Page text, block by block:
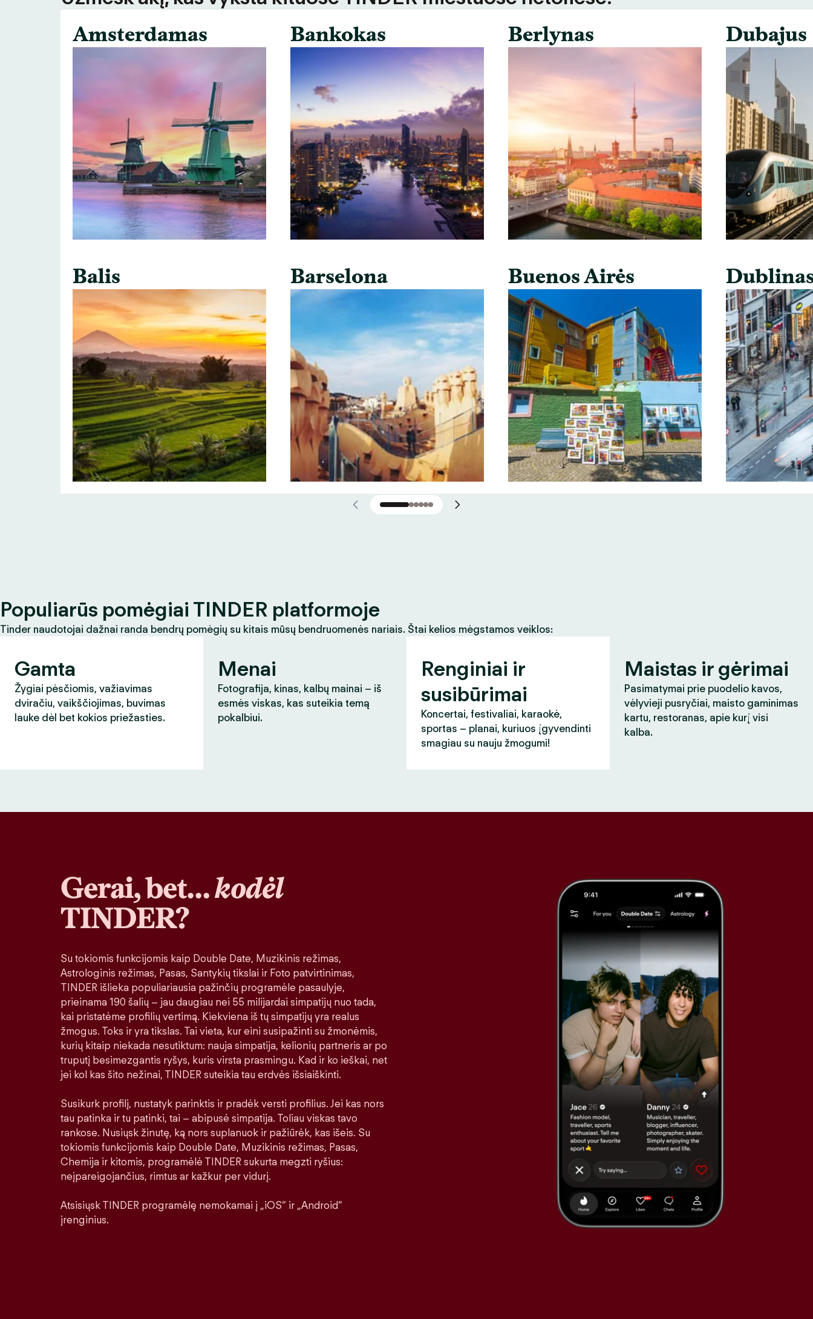
Amsterdamas
Balis
Bankokas
Barselona
Berlynas
Buenos Airės
Dubajus
Populiarūs pomėgiai TINDER platformoje
Tinder naudotojai dažnai randa bendrų pomėgių su kitais mūsų bendruomenės nariais. Štai kelios mėgstamos veiklos:
Gamta
Žygiai pėsčiomis, važiavimas
dviračiu, vaikščiojimas, buvimas
lauke dėl bet kokios priežasties.
Menai
Fotografija, kinas, kalbų mainai – iš
esmės viskas, kas suteikia temą
pokalbiui.
Renginiai ir
susibūrimai
Koncertai, festivaliai, karaokė,
sportas – planai, kuriuos įgyvendinti
smagiau su nauju žmogumi!
Maistas ir gėrimai
Pasimatymai prie puodelio kavos,
vėlyvieji pusryčiai, maisto gaminimas
kartu, restoranas, apie kurį visi
kalba.
Gerai, bet…kodėl
TINDER?
Su tokiomis funkcijomis kaip Double Date, Muzikinis režimas,
Astrologinis režimas, Pasas, Santykių tikslai ir Foto patvirtinimas,
TINDER išlieka populiariausia pažinčių programėle pasaulyje,
prieinama 190 šalių – jau daugiau nei 55 milijardai simpatijų nuo tada,
kai pristatėme profilių vertimą. Kiekviena iš tų simpatijų yra realus
žmogus. Toks ir yra tikslas. Tai vieta, kur eini susipažinti su žmonėmis,
kurių kitaip niekada nesutiktum: nauja simpatija, kelionių partneris ar po
truputį besimezgantis ryšys, kuris virsta prasmingu. Kad ir ko ieškai, net
jei kol kas šito nežinai, TINDER suteikia tau erdvės išsiaiškinti.
Susikurk profilį, nustatyk parinktis ir pradėk versti profilius. Jei kas nors
tau patinka ir tu patinki, tai – abipusė simpatija. Toliau viskas tavo
rankose. Nusiųsk žinutę, ką nors suplanuok ir pažiūrėk, kas išeis. Su
tokiomis funkcijomis kaip Double Date, Muzikinis režimas, Pasas,
Chemija ir kitomis, programėlė TINDER sukurta megzti ryšius:
neįpareigojančius, rimtus ar kažkur per vidurį.
Atsisiųsk TINDER programėlę nemokamai į „iOS“ ir „Android“
įrenginius.